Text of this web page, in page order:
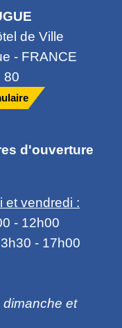
de Ville
- FRANCE
80
d'ouverture
et vendredi :
- 12h00
- 17h00
et